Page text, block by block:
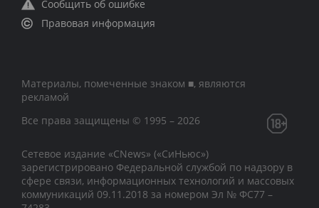
Сообщить об ошибке
Правовая информация
Материалы, помеченные знаком ■, являются
рекламой
Все права защищены © 1995 – 2026
Сетевое издание «CNews» («СиНьюс»)
зарегистрировано Федеральной службой по надзору в
сфере связи, информационных технологий и массовых
коммуникаций 09.11.2018 за номером Эл № ФС77 –